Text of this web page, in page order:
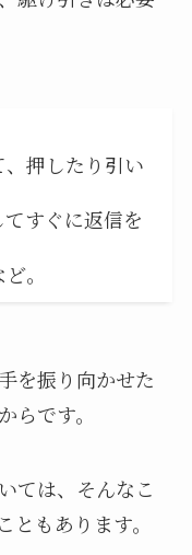
押したり引い
すぐに返信を
。
を振り向かせた
らです。
ては、そんなこ
もあります。